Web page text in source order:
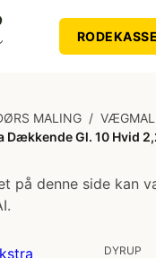
MALING /
Dækkende Gl. 10 Hvid
på denne side kan
DYRUP